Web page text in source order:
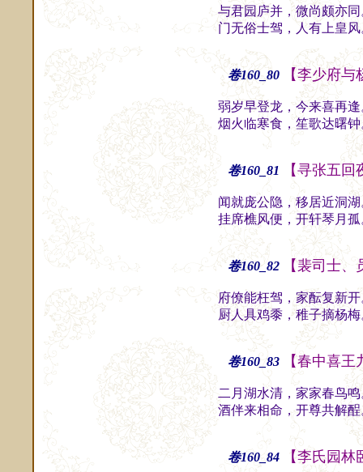
与君园庐并，微尚颇亦
门无俗士驾，人有上皇
卷160_80 【李少府
弱岁早登龙，今来喜再
烟火临寒食，笙歌达曙
卷160_81 【寻张五
闻就庞公隐，移居近洞
挂席樵风便，开轩琴月
卷160_82 【裴司士
府僚能枉驾，家酝复新
厨人具鸡黍，稚子摘杨
卷160_83 【春中喜
二月湖水清，家家春鸟
酒伴来相命，开尊共解
卷160_84 【李氏园林